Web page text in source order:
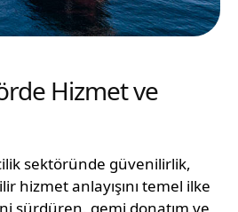
Hizmet ve
sektöründe güvenilirlik,
hizmet anlayışını temel ilke